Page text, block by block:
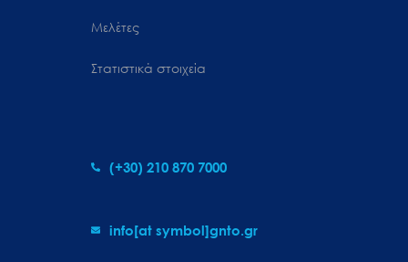
Μελέτες
Στατιστικά στοιχεία
(+30) 210 870 7000
info[at symbol]gnto.gr